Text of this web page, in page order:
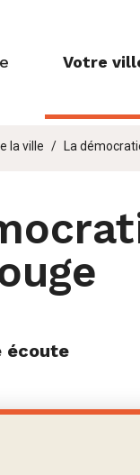
Votre
la ville La
écoute